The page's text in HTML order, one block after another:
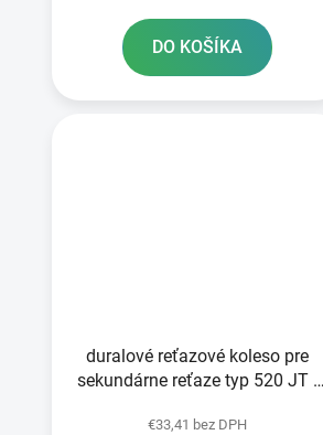
DO KOŠÍKA
duralové reťazové koleso pre
sekundárne reťaze typ 520 JT -
€33,41 bez DPH